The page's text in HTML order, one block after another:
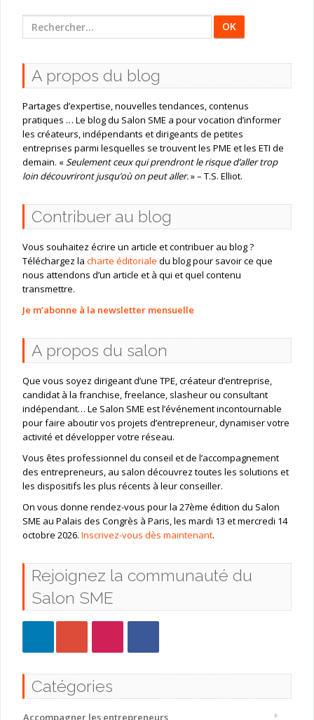
Rechercher
:
A propos du blog
Partages d’expertise, nouvelles tendances, contenus
pratiques … Le blog du Salon SME a pour vocation d’informer
les créateurs, indépendants et dirigeants de petites
entreprises parmi lesquelles se trouvent les PME et les ETI de
demain. «Seulement ceux qui prendront le risque d’aller trop
loin découvriront jusqu’où on peut aller.» – T.S. Elliot.
Contribuer au blog
Vous souhaitez écrire un article et contribuer au blog ?
Téléchargez la charte éditoriale du blog pour savoir ce que
nous attendons d’un article et à qui et quel contenu
transmettre.
Je m’abonne à la newsletter mensuelle
A propos du salon
Que vous soyez dirigeant d’une TPE, créateur d’entreprise,
candidat à la franchise, freelance, slasheur ou consultant
indépendant… Le Salon SME est l’événement incontournable
pour faire aboutir vos projets d’entrepreneur, dynamiser votre
activité et développer votre réseau.
Vous êtes professionnel du conseil et de l’accompagnement
des entrepreneurs, au salon découvrez toutes les solutions et
les dispositifs les plus récents à leur conseiller.
On vous donne rendez-vous pour la 27ème édition du Salon
SME au Palais des Congrès à Paris, les mardi 13 et mercredi 14
octobre 2026. Inscrivez-vous dès maintenant.
Rejoignez la communauté du
Salon SME
Catégories
Accompagner les entrepreneurs